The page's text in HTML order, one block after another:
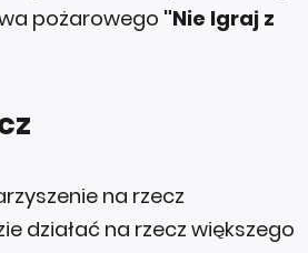
pożarowego "Nie Igraj z
na rzecz
działać na rzecz większego